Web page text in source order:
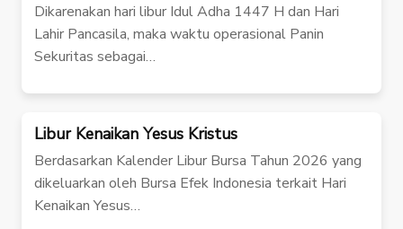
Dikarenakan hari libur Idul Adha 1447 H dan Hari
Lahir Pancasila, maka waktu operasional Panin
Sekuritas sebagai…
Libur Kenaikan Yesus Kristus
Berdasarkan Kalender Libur Bursa Tahun 2026 yang
dikeluarkan oleh Bursa Efek Indonesia terkait Hari
Kenaikan Yesus…